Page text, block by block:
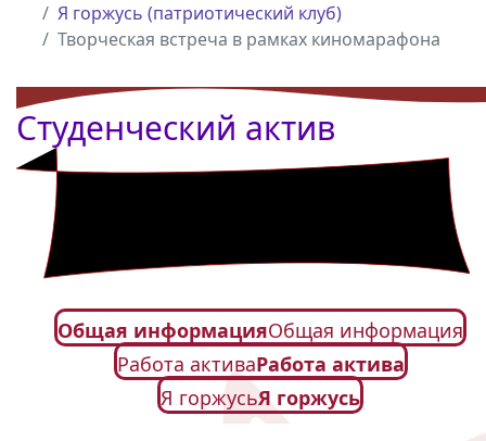
Я горжусь (патриотический клуб)
Творческая встреча в рамках киномарафона
Студенческий актив
Общая информацияОбщая информация
Работа активаРабота актива
Я горжусьЯ горжусь